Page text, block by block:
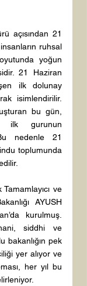
21
ruhsal
yoğun
21 Haziran
ilk dolunay
isimlendirilir.
bu gün,
ilk gurunun
nedenle 21
toplumunda
ve
AYUSH
kurulmuş.
siddhi ve
bakanlığın pek
yer alıyor ve
her yıl bu